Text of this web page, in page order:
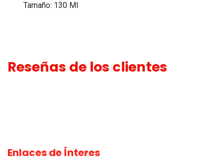
Tamaño: 130 Ml
Reseñas de los clientes
Enlaces de Ínteres